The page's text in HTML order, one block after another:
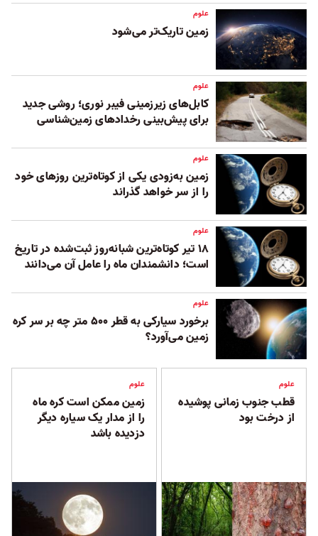
علوم
زمین تاریک‌تر می‌شود
علوم
کابل‌‌های زیرزمینی فیبر نوری؛ روشی جدید
برای پیش‌بینی رخدادهای زمین‌شناسی
علوم
زمین به‌زودی یکی از کوتاه‌ترین روزهای خود
را از سر خواهد گذراند
علوم
۱۸ تیر کوتاه‌ترین شبانه‌روز ثبت‌شده در تاریخ
است؛ دانشمندان ماه را عامل آن می‌دانند
علوم
برخورد سیارکی به قطر ۵۰۰ متر چه بر سر کره
زمین می‌آورد؟
علوم
قطب جنوب زمانی پوشیده
از درخت بود
علوم
زمین ممکن است کره ماه
را از مدار یک سیاره دیگر
دزدیده باشد